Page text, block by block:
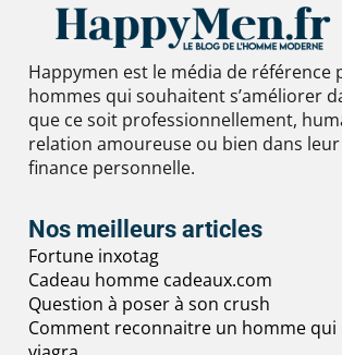
Happymen est le média de référence
hommes qui souhaitent s’améliorer
que ce soit professionnellement,
relation amoureuse ou bien dans
finance personnelle.
Nos meilleurs articles
Fortune inxotag
Cadeau homme cadeaux.com
Question à poser à son crush
Comment reconnaitre un homme qui